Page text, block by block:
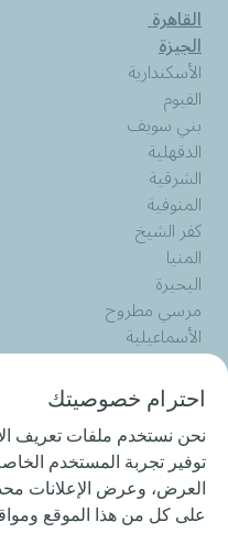
القاهرة
الجيزة
الأسكندارية
الفيوم
بني سويف
الدقهلية
الشرقية
المنوفية
كفر الشيخ
المنيا
البحيرة
مرسي مطروح
الأسماعيلية
بورسعيد
الوادي الجديد
الأقصر
قنا
أسوان
أسيوط
احترام خصوصيتك
نحن نستخدم ملفات تعريف
توفير تجربة المستخدم
العرض، وعرض الإعلانات
على كل من هذا الموقع